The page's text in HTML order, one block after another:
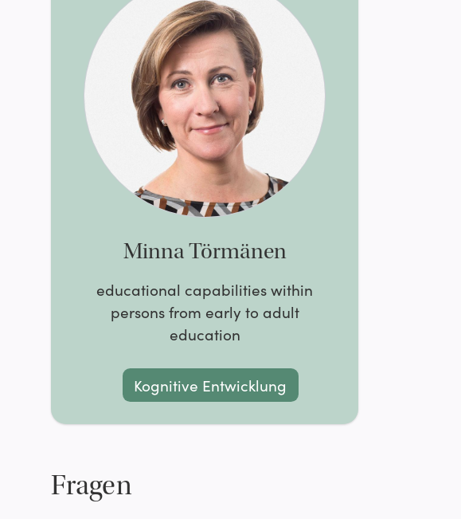
Minna Törmänen
educational capabilities within
persons from early to adult
education
Kognitive Entwicklung
Fragen